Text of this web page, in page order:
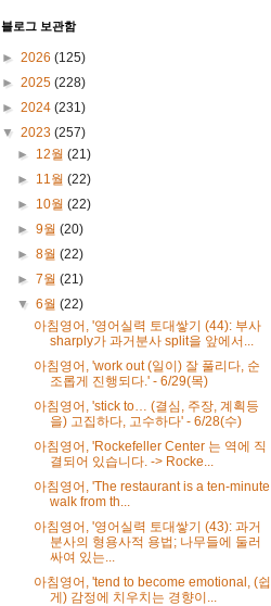
블로그 보관함
► 2026 (125)
► 2025 (228)
► 2024 (231)
▼ 2023 (257)
► 12월(21)
► 11월(22)
► 10월(22)
►9월(20)
►8월(22)
►7월(21)
▼6월(22)
아침영어, '영어실력 토대쌓기 (44): 부사
sharply가 과거분사 split을 앞에서...
아침영어, 'work out (일이) 잘 풀리다, 순
조롭게 진행되다.' - 6/29(목)
아침영어, 'stick to… (결심, 주장, 계획등
을) 고집하다, 고수하다' - 6/28(수)
아침영어, 'Rockefeller Center 는 역에 직
결되어 있습니다. -> Rocke...
아침영어, 'The restaurant is a ten-minute
walk from th...
아침영어, '영어실력 토대쌓기 (43): 과거
분사의 형용사적 용법; 나무들에 둘러
싸여 있는...
아침영어, 'tend to become emotional, (쉽
게) 감정에 치우치는 경향이...